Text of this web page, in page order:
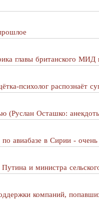
главы британского МИД
психолог распознаёт
(Руслан Осташко:
авиабазе в Сирии - очень
и министра
компаний,